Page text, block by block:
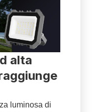
alta
luminosa di